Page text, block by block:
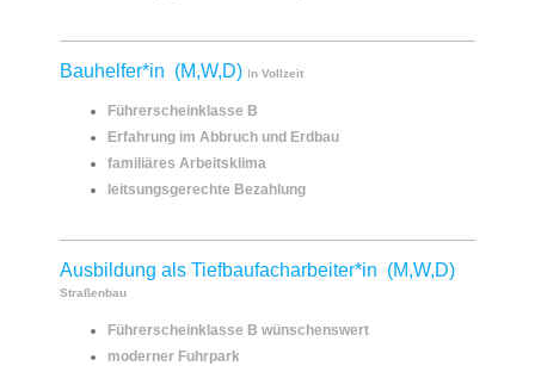
Bauhelfer*in (M,W,D) In Vollzeit
Führerscheinklasse B
Erfahrung im Abbruch und Erdbau
familiäres Arbeitsklima
leitsungsgerechte Bezahlung
Ausbildung als Tiefbaufacharbeiter*in (M,W,D)
Straßenbau
Führerscheinklasse B wünschenswert
moderner Fuhrpark